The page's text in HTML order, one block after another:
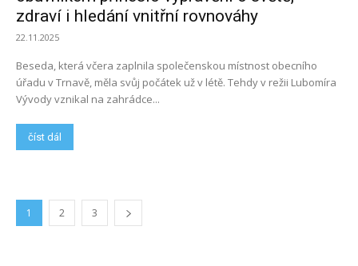
zdraví i hledání vnitřní rovnováhy
22.11.2025
Beseda, která včera zaplnila společenskou místnost obecního
úřadu v Trnavě, měla svůj počátek už v létě. Tehdy v režii Lubomíra
Vývody vznikal na zahrádce...
číst dál
1 2 3